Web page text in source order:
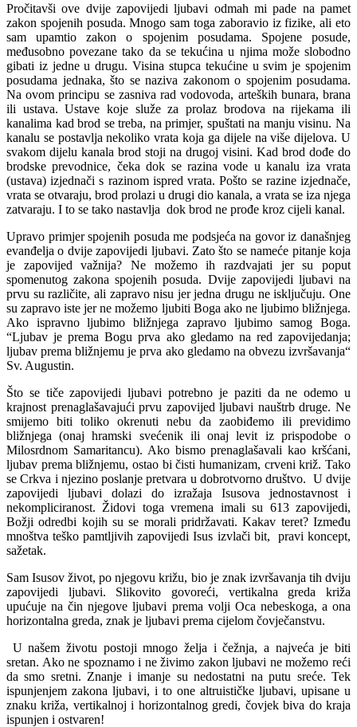
Pročitavši ove dvije zapovijedi ljubavi odmah mi pade na pamet
zakon spojenih posuda. Mnogo sam toga zaboravio iz fizike, ali eto
sam upamtio zakon o spojenim posudama. Spojene posude,
međusobno povezane tako da se tekućina u njima može slobodno
gibati iz jedne u drugu. Visina stupca tekućine u svim je spojenim
posudama jednaka, što se naziva zakonom o spojenim posudama.
Na ovom principu se zasniva rad vodovoda, arteških bunara, brana
ili ustava. Ustave koje služe za prolaz brodova na rijekama ili
kanalima kad brod se treba, na primjer, spuštati na manju visinu. Na
kanalu se postavlja nekoliko vrata koja ga dijele na više dijelova. U
svakom dijelu kanala brod stoji na drugoj visini. Kad brod dođe do
brodske prevodnice, čeka dok se razina vode u kanalu iza vrata
(ustava) izjednači s razinom ispred vrata. Pošto se razine izjednače,
vrata se otvaraju, brod prolazi u drugi dio kanala, a vrata se iza njega
zatvaraju. I to se tako nastavlja dok brod ne prođe kroz cijeli kanal.
Upravo primjer spojenih posuda me podsjeća na govor iz današnjeg
evanđelja o dvije zapovijedi ljubavi. Zato što se nameće pitanje koja
je zapovijed važnija? Ne možemo ih razdvajati jer su poput
spomenutog zakona spojenih posuda. Dvije zapovijedi ljubavi na
prvu su različite, ali zapravo nisu jer jedna drugu ne isključuju. One
su zapravo iste jer ne možemo ljubiti Boga ako ne ljubimo bližnjega.
Ako ispravno ljubimo bližnjega zapravo ljubimo samog Boga.
“Ljubav je prema Bogu prva ako gledamo na red zapovijedanja;
ljubav prema bližnjemu je prva ako gledamo na obvezu izvršavanja“
Sv. Augustin.
Što se tiče zapovijedi ljubavi potrebno je paziti da ne odemo u
krajnost prenaglašavajući prvu zapovijed ljubavi nauštrb druge. Ne
smijemo biti toliko okrenuti nebu da zaobiđemo ili previdimo
bližnjega (onaj hramski svećenik ili onaj levit iz prispodobe o
Milosrdnom Samaritancu). Ako bismo prenaglašavali kao kršćani,
ljubav prema bližnjemu, ostao bi čisti humanizam, crveni križ. Tako
se Crkva i njezino poslanje pretvara u dobrotvorno društvo. U dvije
zapovijedi ljubavi dolazi do izražaja Isusova jednostavnost i
nekompliciranost. Židovi toga vremena imali su 613 zapovijedi,
Božji odredbi kojih su se morali pridržavati. Kakav teret? Između
mnoštva teško pamtljivih zapovijedi Isus izvlači bit, pravi koncept,
sažetak.
Sam Isusov život, po njegovu križu, bio je znak izvršavanja tih dviju
zapovijedi ljubavi. Slikovito govoreći, vertikalna greda križa
upućuje na čin njegove ljubavi prema volji Oca nebeskoga, a ona
horizontalna greda, znak je ljubavi prema cijelom čovječanstvu.
U našem životu postoji mnogo želja i čežnja, a najveća je biti
sretan. Ako ne spoznamo i ne živimo zakon ljubavi ne možemo reći
da smo sretni. Znanje i imanje su nedostatni na putu sreće. Tek
ispunjenjem zakona ljubavi, i to one altruističke ljubavi, upisane u
znaku križa, vertikalnoj i horizontalnog gredi, čovjek biva do kraja
ispunjen i ostvaren!